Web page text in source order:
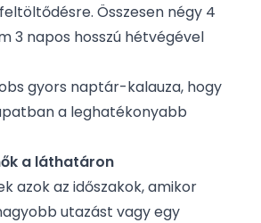
Összesen négy 4
3 napos hosszú hétvégével
gyors naptár-kalauza, hogy
a leghatékonyabb
a láthatáron
azok az időszakok, amikor
utazást vagy egy